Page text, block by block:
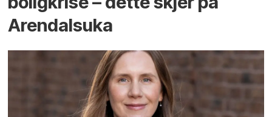
Arendals­uka